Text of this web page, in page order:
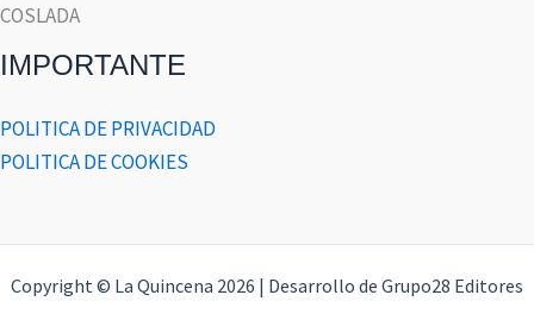
COSLADA
IMPORTANTE
POLITICA DE PRIVACIDAD
POLITICA DE COOKIES
Copyright © La Quincena 2026 | Desarrollo de Grupo28 Editores